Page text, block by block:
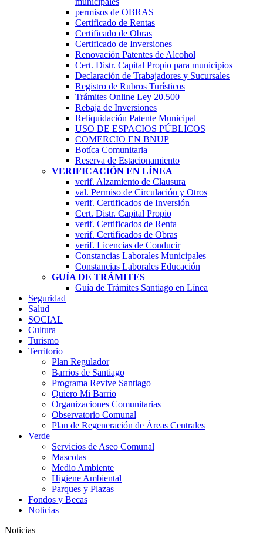
permisos de OBRAS
Certificado de Rentas
Certificado de Obras
Certificado de Inversiones
Renovación Patentes de Alcohol
Cert. Distr. Capital Propio para municipios
Declaración de Trabajadores y Sucursales
Registro de Rubros Turí­sticos
Trámites Online Ley 20.500
Rebaja de Inversiones
Reliquidación Patente Municipal
USO DE ESPACIOS PÚBLICOS
COMERCIO EN BNUP
Botíca Comunitaria
Reserva de Estacionamiento
VERIFICACIÓN EN LÍNEA
verif. Alzamiento de Clausura
val. Permiso de Circulación y Otros
verif. Certificados de Inversión
Cert. Distr. Capital Propio
verif. Certificados de Renta
verif. Certificados de Obras
verif. Licencias de Conducir
Constancias Laborales Municipales
Constancias Laborales Educación
GUÍA DE TRÁMITES
Guía de Trámites Santiago en Línea
Seguridad
Salud
SOCIAL
Cultura
Turismo
Territorio
Plan Regulador
Barrios de Santiago
Programa Revive Santiago
Quiero Mi Barrio
Organizaciones Comunitarias
Observatorio Comunal
Plan de Regeneración de Áreas Centrales
Verde
Servicios de Aseo Comunal
Mascotas
Medio Ambiente
Higiene Ambiental
Parques y Plazas
Fondos y Becas
Noticias
Noticias